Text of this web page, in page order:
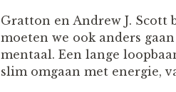
Gratton en Andrew J. Scott
moeten we ook anders
mentaal. Een lange
slim omgaan met energie,